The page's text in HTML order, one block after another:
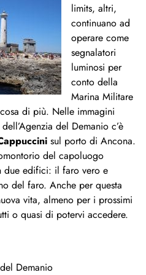
limits, altri,
continuano ad
operare come
segnalatori
luminosi per
conto della
Marina Militare
di più. Nelle immagini
del Demanio c’è
sul porto di Ancona.
del capoluogo
due edifici: il faro vero e
del faro. Anche per questa
vita, almeno per i prossimi
o quasi di potervi accedere.
Demanio